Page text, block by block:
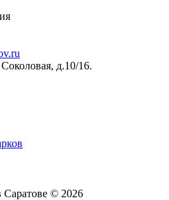
д.10/16.
© 2026